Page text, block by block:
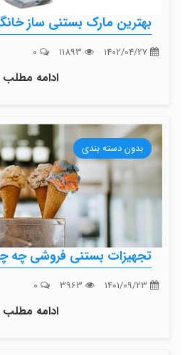
بهترین مارک بستنی ساز
ادامه مطلب
بدون دسته بندی
تجهیزات بستنی فروشی چه
ادامه مطلب